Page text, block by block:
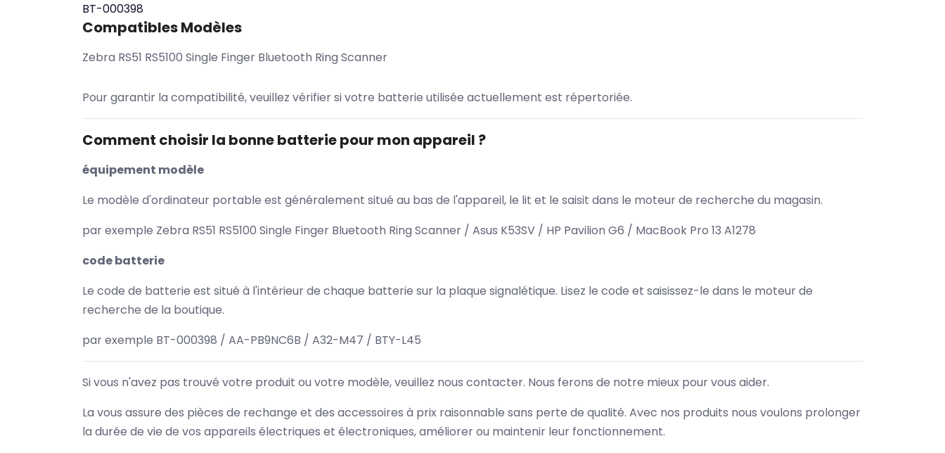
BT-000398
Compatibles Modèles
Zebra RS51 RS5100 Single Finger Bluetooth Ring Scanner
Pour garantir la compatibilité, veuillez vérifier si votre batterie utilisée actuellement est répertoriée.
Comment choisir la bonne batterie pour mon appareil ?
équipement modèle
Le modèle d'ordinateur portable est généralement situé au bas de l'appareil, le lit et le saisit dans le moteur de recherche du magasin.
par exemple Zebra RS51 RS5100 Single Finger Bluetooth Ring Scanner / Asus K53SV / HP Pavilion G6 / MacBook Pro 13 A1278
code batterie
Le code de batterie est situé à l'intérieur de chaque batterie sur la plaque signalétique. Lisez le code et saisissez-le dans le moteur de
recherche de la boutique.
par exemple BT-000398 / AA-PB9NC6B / A32-M47 / BTY-L45
Si vous n'avez pas trouvé votre produit ou votre modèle, veuillez nous contacter. Nous ferons de notre mieux pour vous aider.
La vous assure des pièces de rechange et des accessoires à prix raisonnable sans perte de qualité. Avec nos produits nous voulons prolonger
la durée de vie de vos appareils électriques et électroniques, améliorer ou maintenir leur fonctionnement.